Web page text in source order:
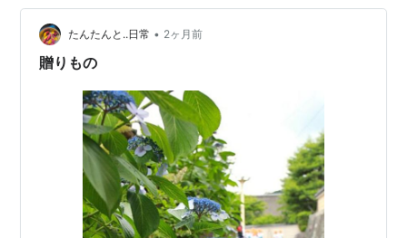
か空いていな くて。でもとりあえず予約した。 あとまだ
なのが、美容室の予約(くせ毛なので縮毛矯正)と歯医者の
予約。 さて、水生植物園みず…
たんたんと..日常 • 2ヶ月前
贈りもの